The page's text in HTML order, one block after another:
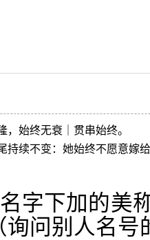
始终无衰｜贯串始终。
续不变：她始终不愿意嫁
字下加的美
询问别人名